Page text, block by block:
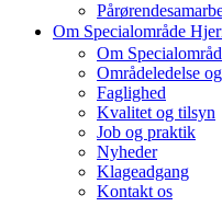
Om Specialområde
Om
Områdeledelse
Faglighed
Kvalitet og tilsyn
Job og praktik
Nyheder
Klageadgang
Kontakt os